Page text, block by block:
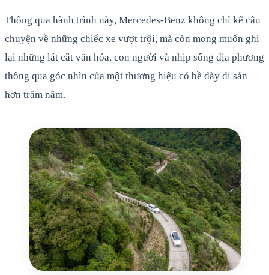
Thông qua hành trình này, Mercedes-Benz không chỉ kể câu
chuyện về những chiếc xe vượt trội, mà còn mong muốn ghi
lại những lát cắt văn hóa, con người và nhịp sống địa phương
thông qua góc nhìn của một thương hiệu có bề dày di sản
hơn trăm năm.